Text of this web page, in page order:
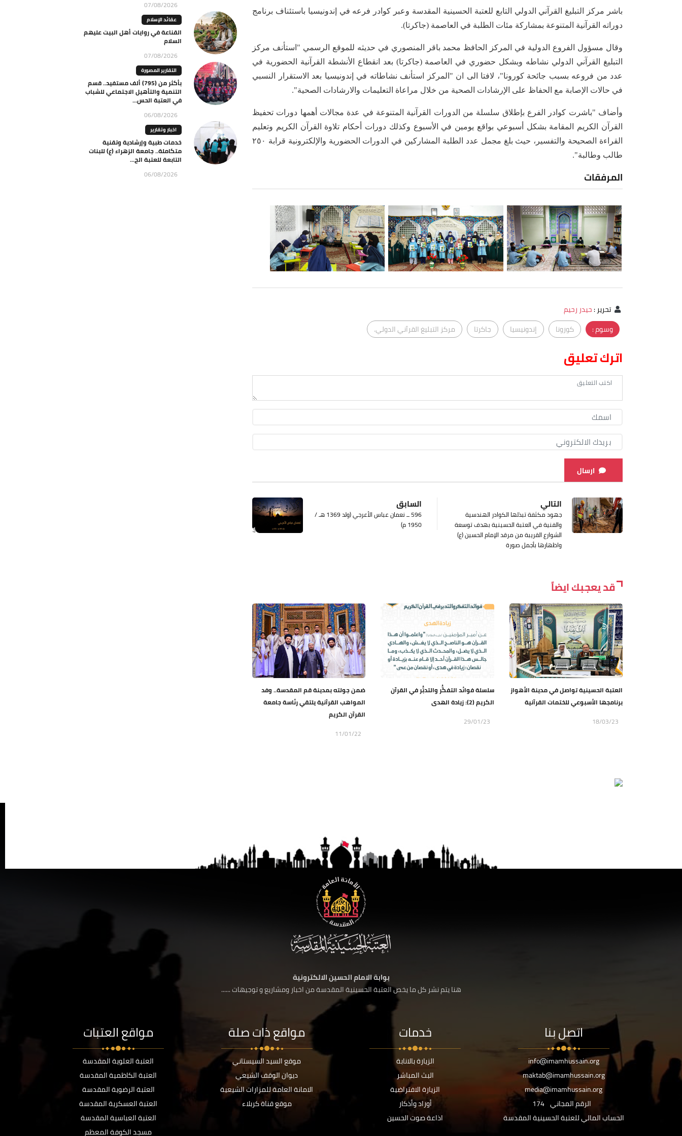
باشر مركز التبليغ القرآني الدولي التابع للعتبة الحسينية المقدسة وعبر كوادر فرعه في إندونيسيا باستئناف برنامج
دوراته القرآنية المتنوعة بمشاركة مئات الطلبة في العاصمة (جاكرتا).
وقال مسؤول الفروع الدولية في المركز الحافظ محمد باقر المنصوري في حديثه للموقع الرسمي "استأنف مركز
التبليغ القرآني الدولي نشاطه وبشكل حضوري في العاصمة (جاكرتا) بعد انقطاع الأنشطة القرآنية الحضورية في
عدد من فروعه بسبب جائحة كورونا"، لافتا الى ان "المركز استأنف نشاطاته في إندونيسيا بعد الاستقرار النسبي
في حالات الإصابة مع الحفاظ على الإرشادات الصحية من خلال مراعاة التعليمات والارشادات الصحية".
وأضاف "باشرت كوادر الفرع بإطلاق سلسلة من الدورات القرآنية المتنوعة في عدة مجالات أهمها دورات تحفيظ
القرآن الكريم المقامة بشكل أسبوعي بواقع يومين في الأسبوع وكذلك دورات أحكام تلاوة القرآن الكريم وتعليم
القراءة الصحيحة والتفسير، حيث بلغ مجمل عدد الطلبة المشاركين في الدورات الحضورية والإلكترونية قرابة ٢٥٠
طالب وطالبة".
المرفقات
تحرير:حيدر رحيم
وسوم :
كورونا إندونيسيا جاكرتا مركز التبليغ القرآني الدولي.
اترك تعليق
ارسال
السابق
596 ــ نعمان عباس الأعرجي (ولد 1369 هـ /
1950 م)
التالي
جهود مكثفة تبذلها الكوادر الهندسية
والفنية في العتبة الحسينية بهدف توسعة
الشوارع القريبة من مرقد الإمام الحسين (ع)
واظهارها بأجمل صورة
قد يعجبك ايضاً
العتبة الحسينية تواصل في مدينة الأهواز
برنامجها الأسبوعي للختمات القرآنية
18/03/23
سلسلة فوائد التفكُّر والتدبُّر في القرآن
الكريم (2): زيادة الهدى
29/01/23
ضمن جولته بمدينة قم المقدسة.. وفد
المواهب القرآنية يلتقي رئاسة جامعة
القرآن الكريم
11/01/22
07/08/2026
عقائد الإسلام
القناعة في روايات أهل البيت عليهم
السلام
07/08/2026
التقارير المصورة
بأكثر من (795) ألف مستفيد.. قسم
التنمية والتأهيل الاجتماعي للشباب
في العتبة الحس...
06/08/2026
اخبار وتقارير
خدمات طبية وإرشادية وتقنية
متكاملة.. جامعة الزهراء (ع) للبنات
التابعة للعتبة الح...
06/08/2026
بوابة الامام الحسين الالكترونية
هنا يتم نشر كل ما يخص العتبة الحسينية المقدسة من اخبار ومشاريع و توجيهات ......
اتصل بنا
info@imamhussain.org
maktab@imamhussain.org
media@imamhussain.org
الرقم المجاني 174
الحساب المالي للعتبة الحسينية المقدسة
خدمات
الزيارة بالانابة
البث المباشر
الزيارة الافتراضية
أوراد وأذكار
اذاعة صوت الحسين
مواقع ذات صلة
موقع السيد السيستاني
ديوان الوقف الشيعي
الامانة العامة للمزارات الشيعية
موقع قناة كربلاء
مواقع العتبات
العتبة العلوية المقدسة
العتبة الكاظمية المقدسة
العتبة الرضوية المقدسة
العتبة العسكرية المقدسة
العتبة العباسية المقدسة
مسجد الكوفة المعظم